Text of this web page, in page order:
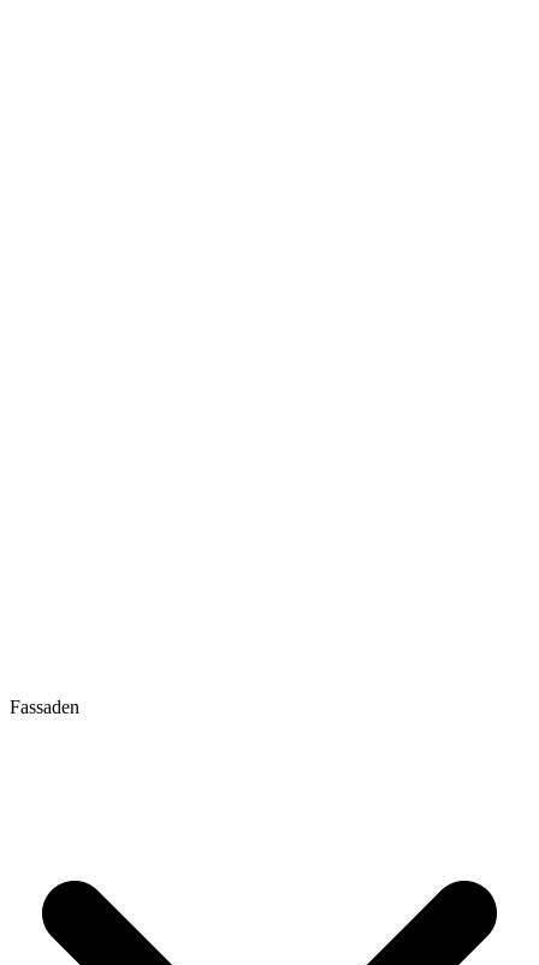
Fassaden